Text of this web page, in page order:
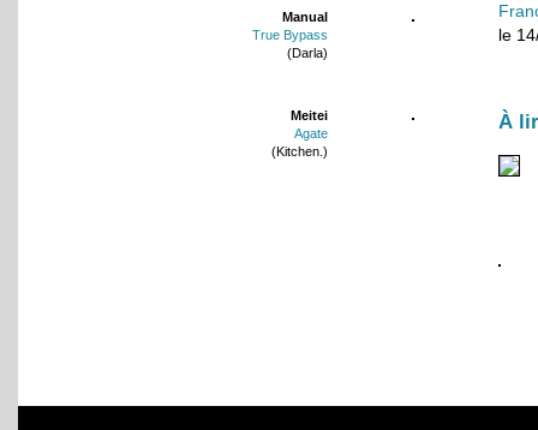
Manual
True Bypass
(Darla)
Meitei
Agate
(Kitchen.)
le
À